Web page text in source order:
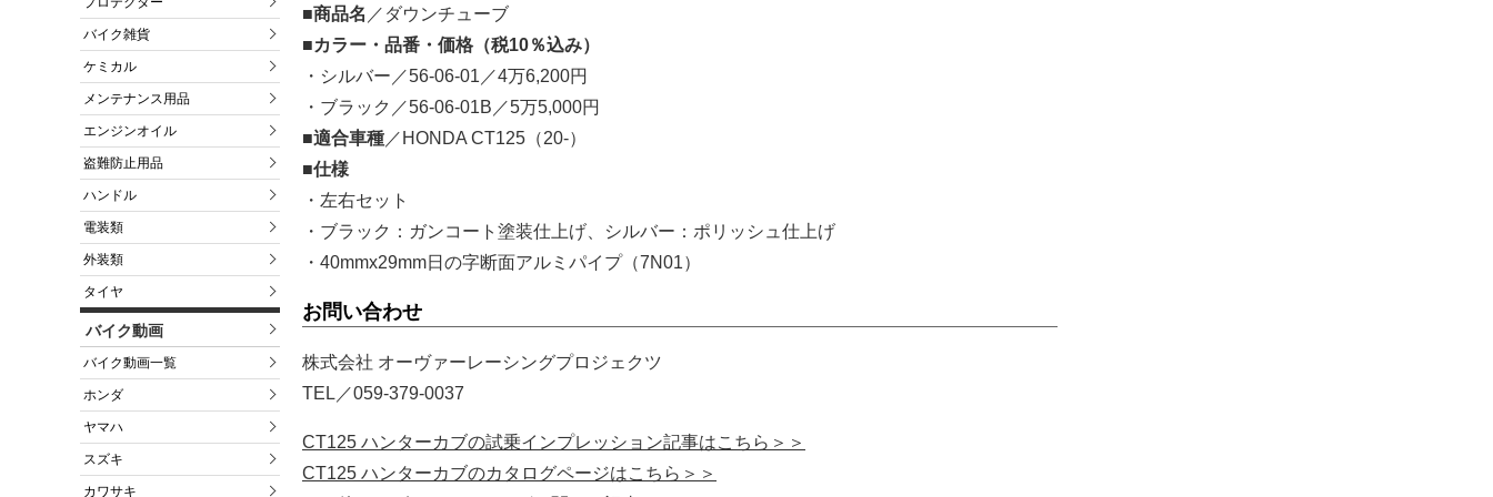
バイク雑貨
ケミカル
メンテナンス用品
エンジンオイル
盗難防止用品
ハンドル
電装類
外装類
タイヤ
バイク動画
バイク動画一覧
ホンダ
ヤマハ
スズキ
カワサキ
■商品名 ／ダウンチューブ
■カラー・品番・価格（税10％込み）
・シルバー／56-06-01／4万6,200円
・ブラック／56-06-01B／5万5,000円
■適合車種 ／HONDA CT125（20-）
■仕様
・左右セット
・ブラック：ガンコート塗装仕上げ、シルバー：ポリッシュ仕上げ
・40mmx29mm日の字断面アルミパイプ（7N01）
お問い合わせ
株式会社 オーヴァーレーシングプロジェクツ
TEL／059-379-0037
CT125 ハンターカブの試乗インプレッション記事はこちら＞＞
CT125 ハンターカブのカタログページはこちら＞＞